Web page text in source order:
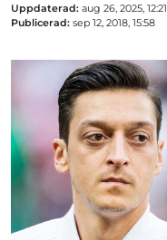
Uppdaterad: aug 26, 2025, 12:21
Publicerad: sep 12, 2018, 15:58